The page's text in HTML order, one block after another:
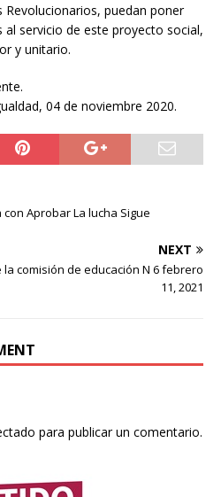
puedan poner
al servicio de este proyecto social,
y unitario.
04 de noviembre 2020.
Aprobar La lucha Sigue
NEXT
comisión de educación N 6 febrero
11, 2021
para publicar un comentario.